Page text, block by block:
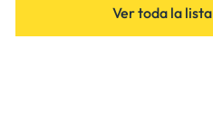
Ver toda la lista